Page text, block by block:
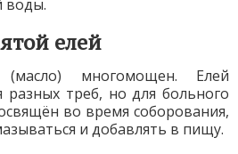
воды.
елей
многомощен. Елей
разных треб, но для больного
во время соборования,
и добавлять в пищу.